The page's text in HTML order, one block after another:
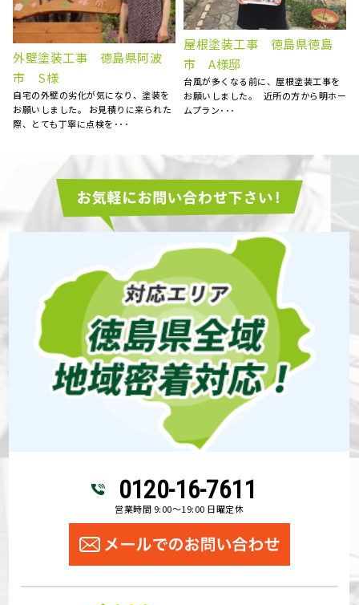
屋根塗装、棟板金交換、外壁
塗装 徳島県徳島市 N様
5社くらい提案を聞きましたが、明ホー
ムプランさんが一番丁寧にご対応くだ
さいました。 職人さん･･･
徳島県板野郡北島町 S様
邸 屋根補修補強工事
大変お世話になりました。 エアコン
等、またお願い致します。 大満足で
す！！ ･･･
0120-16-7611
営業時間 9:00～19:00 日曜定休